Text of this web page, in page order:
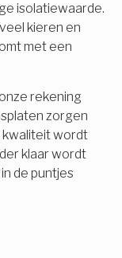
isolatiewaarde.
kieren en
met een
rekening
zorgen
kwaliteit wordt
klaar wordt
de puntjes